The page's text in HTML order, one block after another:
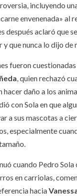
incluyendo
envenenada» al
después aclaró que
y que nunca lo dijo de
fueron
, quien rechazó
daño a los
con Sola en que
a sus mascotas a
especialmente
cuando Pedro Sola
en carriolas,
hacia